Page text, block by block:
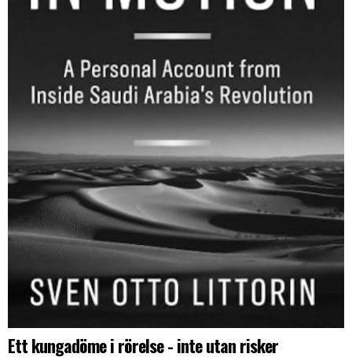
Ett kungadöme i rörelse - inte utan risker